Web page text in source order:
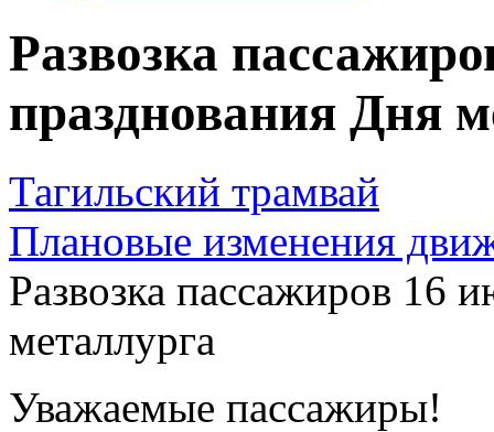
Развозка
празднования Дня
Тагильский трамвай
Плановые изменения
Развозка пассажиров 16
металлурга
Уважаемые пассажиры!